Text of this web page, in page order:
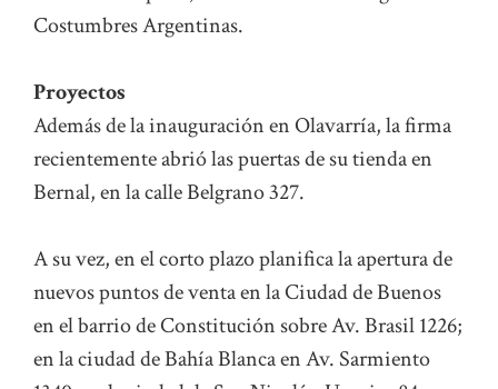
Costumbres Argentinas.
Proyectos
Además de la inauguración en Olavarría, la firma
recientemente abrió las puertas de su tienda en
Bernal, en la calle Belgrano 327.
A su vez, en el corto plazo planifica la apertura de
nuevos puntos de venta en la Ciudad de Buenos
en el barrio de Constitución sobre Av. Brasil 1226;
en la ciudad de Bahía Blanca en Av. Sarmiento